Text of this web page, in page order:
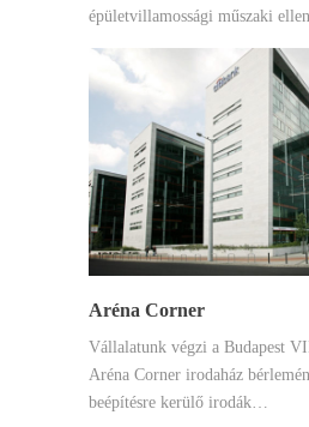
épületvillamossági műszaki
Aréna Corner
Vállalatunk végzi a Budapest
Aréna Corner irodaház
beépítésre kerülő irodák…